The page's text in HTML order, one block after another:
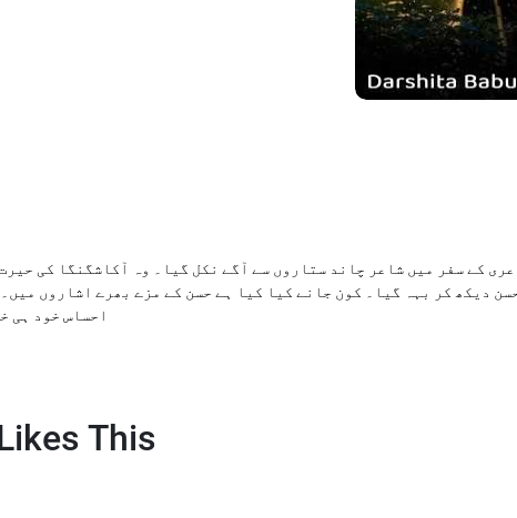
کے سفر میں شاعر چاند ستاروں سے آگے نکل گیا۔ وہ آکاشگنگا کی
دیکھ کر بہہ گیا۔ کون جانے کیا کیا ہے حسن کے مزے بھرے اشاروں
احساس خود ہی
This